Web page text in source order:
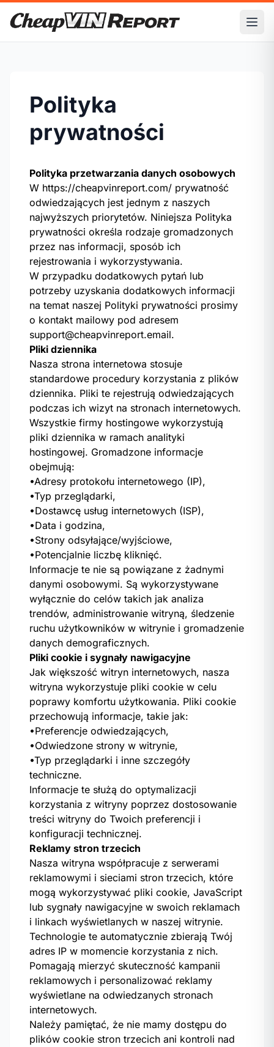
Polityka
prywatności
Polityka przetwarzania danych osobowych
W https://cheapvinreport.com/ prywatność
odwiedzających jest jednym z naszych
najwyższych priorytetów. Niniejsza Polityka
prywatności określa rodzaje gromadzonych
przez nas informacji, sposób ich
rejestrowania i wykorzystywania.
W przypadku dodatkowych pytań lub
potrzeby uzyskania dodatkowych informacji
na temat naszej Polityki prywatności prosimy
o kontakt mailowy pod adresem
support@cheapvinreport.email.
Pliki dziennika
Nasza strona internetowa stosuje
standardowe procedury korzystania z plików
dziennika. Pliki te rejestrują odwiedzających
podczas ich wizyt na stronach internetowych.
Wszystkie firmy hostingowe wykorzystują
pliki dziennika w ramach analityki
hostingowej. Gromadzone informacje
obejmują:
•Adresy protokołu internetowego (IP),
•Typ przeglądarki,
•Dostawcę usług internetowych (ISP),
•Data i godzina,
•Strony odsyłające/wyjściowe,
•Potencjalnie liczbę kliknięć.
Informacje te nie są powiązane z żadnymi
danymi osobowymi. Są wykorzystywane
wyłącznie do celów takich jak analiza
trendów, administrowanie witryną, śledzenie
ruchu użytkowników w witrynie i gromadzenie
danych demograficznych.
Pliki cookie i sygnały nawigacyjne
Jak większość witryn internetowych, nasza
witryna wykorzystuje pliki cookie w celu
poprawy komfortu użytkowania. Pliki cookie
przechowują informacje, takie jak:
•Preferencje odwiedzających,
•Odwiedzone strony w witrynie,
•Typ przeglądarki i inne szczegóły
techniczne.
Informacje te służą do optymalizacji
korzystania z witryny poprzez dostosowanie
treści witryny do Twoich preferencji i
konfiguracji technicznej.
Reklamy stron trzecich
Nasza witryna współpracuje z serwerami
reklamowymi i sieciami stron trzecich, które
mogą wykorzystywać pliki cookie, JavaScript
lub sygnały nawigacyjne w swoich reklamach
i linkach wyświetlanych w naszej witrynie.
Technologie te automatycznie zbierają Twój
adres IP w momencie korzystania z nich.
Pomagają mierzyć skuteczność kampanii
reklamowych i personalizować reklamy
wyświetlane na odwiedzanych stronach
internetowych.
Należy pamiętać, że nie mamy dostępu do
plików cookie stron trzecich ani kontroli nad